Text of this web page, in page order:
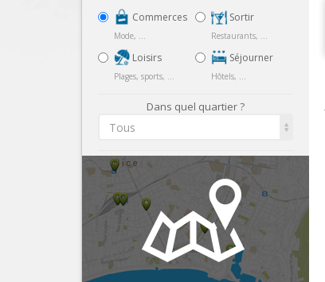
Commerces
Mode, ...
Loisirs
Plages, sports, ...
Sortir
Restaurants, ...
Séjourner
Hôtels, ...
Dans quel quartier ?
Tous